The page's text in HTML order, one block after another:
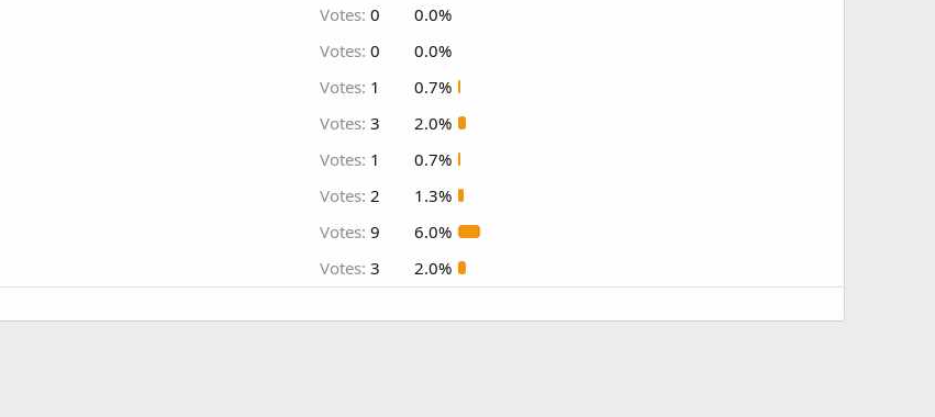
Votes: 0
0.0%
Votes: 0
0.0%
Votes: 1
0.7%
Votes: 3
2.0%
Votes: 1
0.7%
Votes: 2
1.3%
Votes: 9
6.0%
Votes: 3 2.0%